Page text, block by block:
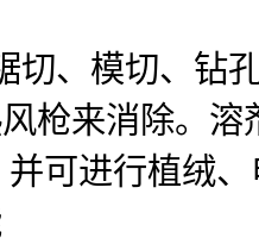
切、模切、钻
枪来消除。
并可进行植绒